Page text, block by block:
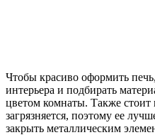
Чтобы красиво оформить
интерьера и подбирать
цветом комнаты. Также стоит
загрязняется, поэтому ее
закрыть металлическим